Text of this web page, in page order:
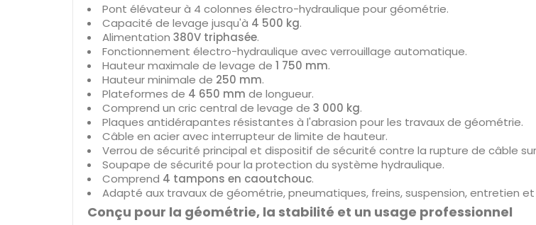
Pont élévateur à 4 colonnes électro-hydraulique pour géométrie.
Capacité de levage jusqu'à 4 500 kg.
Alimentation 380V triphasée.
Fonctionnement électro-hydraulique avec verrouillage automatique.
Hauteur maximale de levage de 1 750 mm.
Hauteur minimale de 250 mm.
Plateformes de 4 650 mm de longueur.
Comprend un cric central de levage de 3 000 kg.
Plaques antidérapantes résistantes à l'abrasion pour les travaux de géométrie.
Câble en acier avec interrupteur de limite de hauteur.
Verrou de sécurité principal et dispositif de sécurité contre la rupture de câble
Soupape de sécurité pour la protection du système hydraulique.
Comprend 4 tampons en caoutchouc.
Adapté aux travaux de géométrie, pneumatiques, freins, suspension, entretien
Conçu pour la géométrie, la stabilité et un usage professionnel